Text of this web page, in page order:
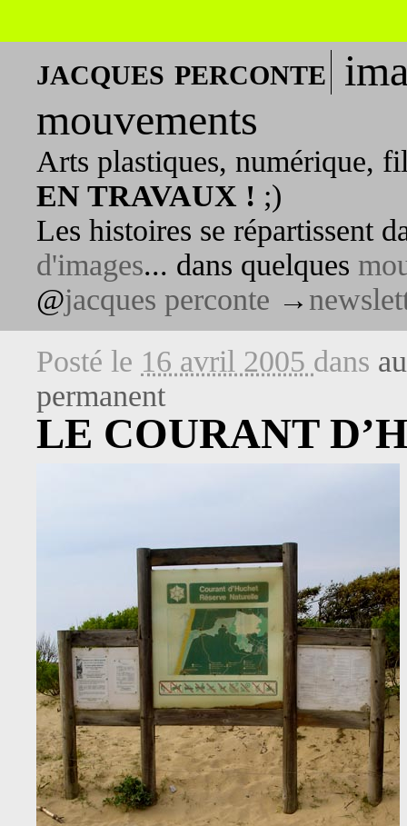
jacques perconte
mouvements
Arts plastiques, numérique,
EN TRAVAUX ! ;)
Les histoires se répartissent
d'images... dans quelques
@jacques perconte →
Posté le 16 avril 2005 dans
permanent
LE COURANT